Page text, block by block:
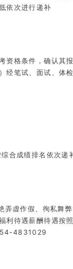
依次进行递补
格条件，确认其
笔试、面试、体
合成绩排名依次递
虚作假、徇私舞
待遇薪酬待遇按
4831029